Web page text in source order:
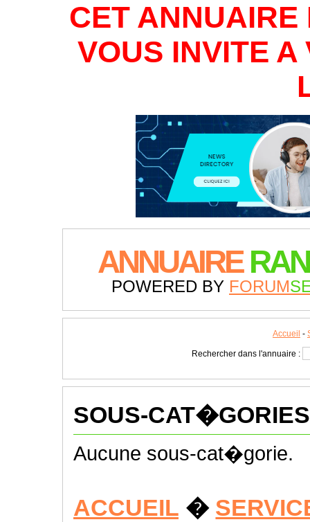
CET
VOUS INVITE A
ANNUAIRE
POWERED BY FORUM
Accueil -
Rechercher dans l'annuaire :
SOUS-CAT�GORIES
Aucune sous-cat�gorie.
ACCUEIL �